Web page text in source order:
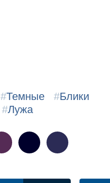
#Темные #Блики
#Лужа